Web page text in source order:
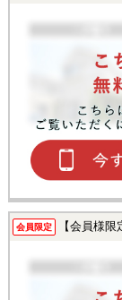
会員限定 【会員様限